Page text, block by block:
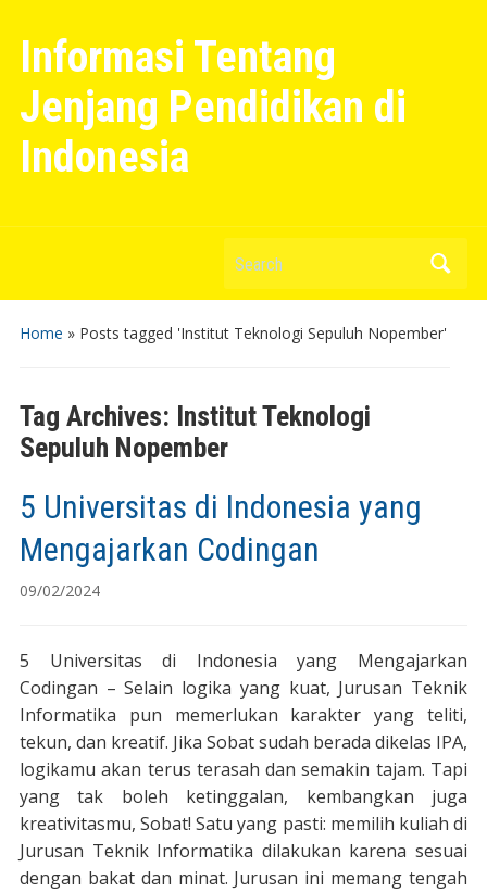
Informasi Tentang
Jenjang Pendidikan di
Indonesia
Search
Home » Posts tagged 'Institut Teknologi Sepuluh Nopember'
Tag Archives: Institut Teknologi
Sepuluh Nopember
5 Universitas di Indonesia yang
Mengajarkan Codingan
09/02/2024
5 Universitas di Indonesia yang Mengajarkan
Codingan – Selain logika yang kuat, Jurusan Teknik
Informatika pun memerlukan karakter yang teliti,
tekun, dan kreatif. Jika Sobat sudah berada dikelas IPA,
logikamu akan terus terasah dan semakin tajam. Tapi
yang tak boleh ketinggalan, kembangkan juga
kreativitasmu, Sobat! Satu yang pasti: memilih kuliah di
Jurusan Teknik Informatika dilakukan karena sesuai
dengan bakat dan minat. Jurusan ini memang tengah